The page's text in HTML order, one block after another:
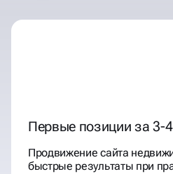
Первые позиции за 3-
Продвижение сайта
быстрые результаты при